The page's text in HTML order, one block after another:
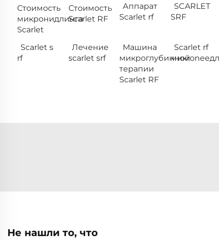
Стоимость
микронидлинга
Scarlet
Стоимость
Scarlet RF
Аппарат
Scarlet rf
SCARLET
SRF
Scarlet s
rf
Лечение
scarlet srf
Машина
микроглубинной
терапии
Scarlet RF
Scarlet rf
Не нашли то, что